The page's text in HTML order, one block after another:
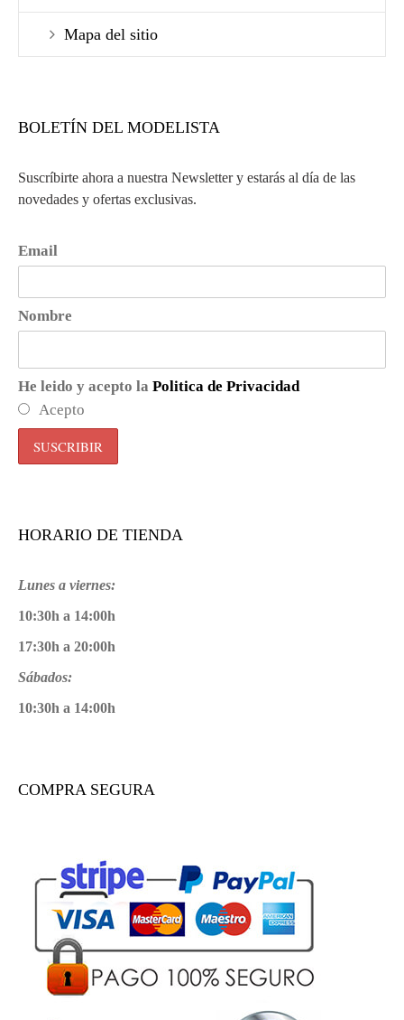
Mapa del sitio
BOLETÍN DEL MODELISTA
Suscríbirte ahora a nuestra Newsletter y estarás al día de las
novedades y ofertas exclusivas.
Email
Nombre
He leido y acepto la Politica de Privacidad
Acepto
HORARIO DE TIENDA
Lunes a viernes:
10:30h a 14:00h
17:30h a 20:00h
Sábados:
10:30h a 14:00h
COMPRA SEGURA